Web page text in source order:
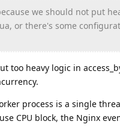
we should not put
or there's some
too heavy logic in
process is a single
CPU block, the Nginx